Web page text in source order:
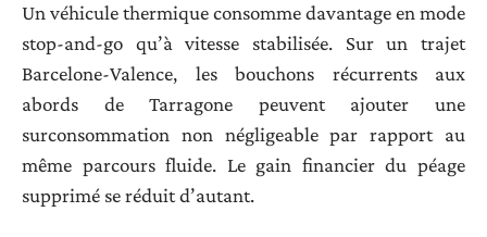
Un véhicule thermique consomme davantage en mode
stop-and-go qu’à vitesse stabilisée. Sur un trajet
Barcelone-Valence, les bouchons récurrents aux
abords de Tarragone peuvent ajouter une
surconsommation non négligeable par rapport au
même parcours fluide. Le gain financier du péage
supprimé se réduit d’autant.